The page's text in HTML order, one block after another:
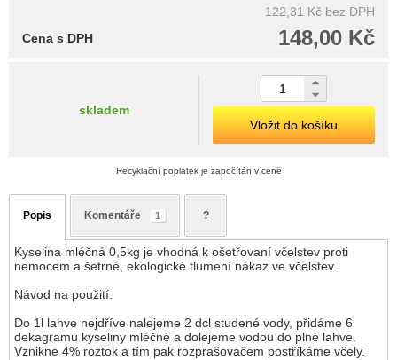
122,31 Kč bez DPH
148,00 Kč
Cena s DPH
skladem
Vložit do košíku
Recyklační poplatek je započítán v ceně
Popis Komentáře 1 ?
Kyselina mléčná 0,5kg je vhodná k ošetřovaní včelstev proti
nemocem a šetrné, ekologické tlumení nákaz ve včelstev.
Návod na použití:
Do 1l lahve nejdříve nalejeme 2 dcl studené vody, přidáme 6
dekagramu kyseliny mléčné a dolejeme vodou do plné lahve.
Vznikne 4% roztok a tím pak rozprašovačem postříkáme včely.